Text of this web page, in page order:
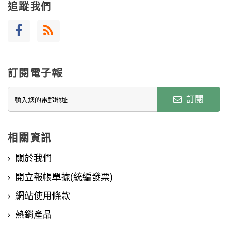
追蹤我們
訂閱電子報
訂閱
相關資訊
關於我們
開立報帳單據(統編發票)
網站使用條款
熱銷產品